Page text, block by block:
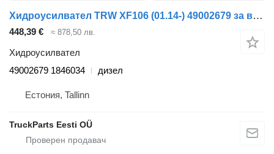
Хидроусилвател TRW XF106 (01.14-) 49002679 за влекач DAF XF106 (2014-)
448,39 € ≈ 878,50 лв.
Хидроусилвател
49002679 1846034
дизел
Естония, Tallinn
TruckParts Eesti OÜ